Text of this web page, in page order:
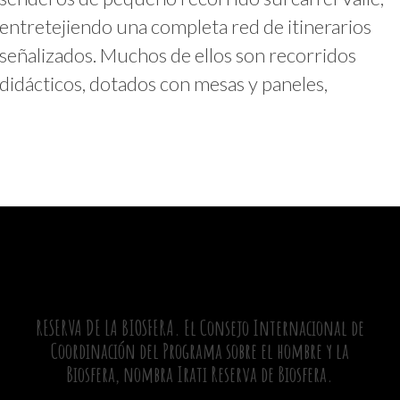
una completa red de itinerarios
Muchos de ellos son recorridos
dotados con mesas y paneles,
RESERVA DE LA BIOSFERA. El Consejo Internacional de
Coordinación del Programa sobre el hombre y la
Biosfera, nombra Irati Reserva de Biosfera.